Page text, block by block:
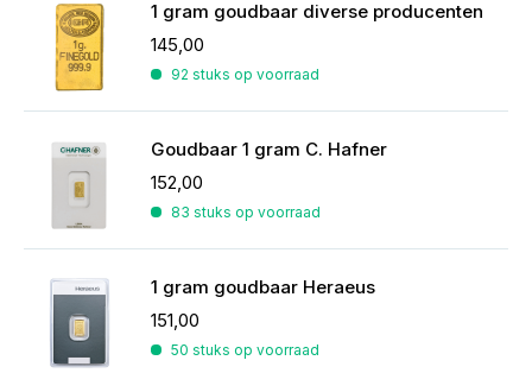
1 gram goudbaar diverse producenten
145,00
92 stuks op voorraad
Goudbaar 1 gram C. Hafner
152,00
83 stuks op voorraad
1 gram goudbaar Heraeus
151,00
50 stuks op voorraad